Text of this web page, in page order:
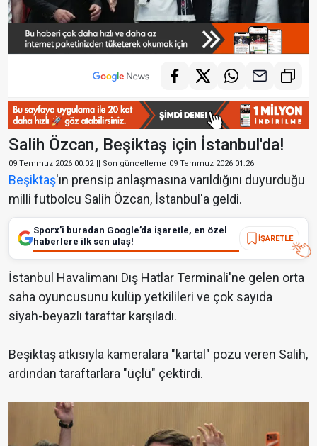
Salih Özcan, Beşiktaş için İstanbul'da!
09 Temmuz 2026 00:02 || Son güncelleme 09 Temmuz 2026 01:26
Beşiktaş'ın prensip anlaşmasına varıldığını duyurduğu
milli futbolcu Salih Özcan, İstanbul'a geldi.
Sporx’i buradan Google’da işaretle, en özel
haberlere ilk sen ulaş!
İŞARETLE
İstanbul Havalimanı Dış Hatlar Terminali'ne gelen orta
saha oyuncusunu kulüp yetkilileri ve çok sayıda
siyah-beyazlı taraftar karşıladı.
Beşiktaş atkısıyla kameralara "kartal" pozu veren Salih,
ardından taraftarlara "üçlü" çektirdi.